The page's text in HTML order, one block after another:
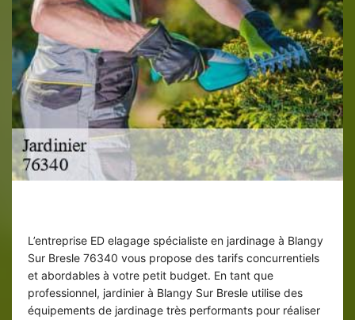
L’entreprise ED elagage spécialiste en jardinage à Blangy
Sur Bresle 76340 vous propose des tarifs concurrentiels
et abordables à votre petit budget. En tant que
professionnel, jardinier à Blangy Sur Bresle utilise des
équipements de jardinage très performants pour réaliser